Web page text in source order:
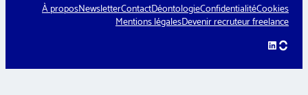
À proposNewsletterContactDéontologieConfidentialitéCookies
Mentions légalesDevenir recruteur freelance
LinkedIn